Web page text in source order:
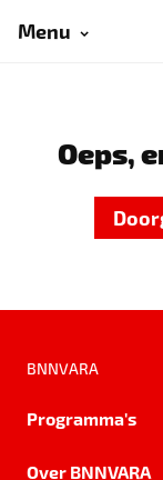
Menu
Oeps,
BNNVARA
Programma's
Over BNNVARA